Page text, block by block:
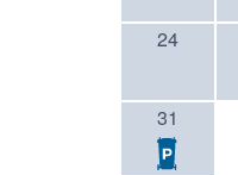
24
31